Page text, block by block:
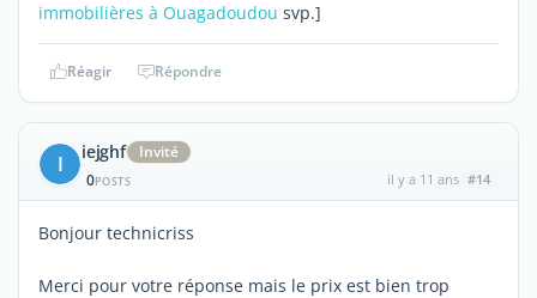
immobilières à Ouagadoudou svp.]
Réagir Répondre
I iejghf
Invité
0POSTS il y a 11 ans #14
Bonjour technicriss
Merci pour votre réponse mais le prix est bien trop